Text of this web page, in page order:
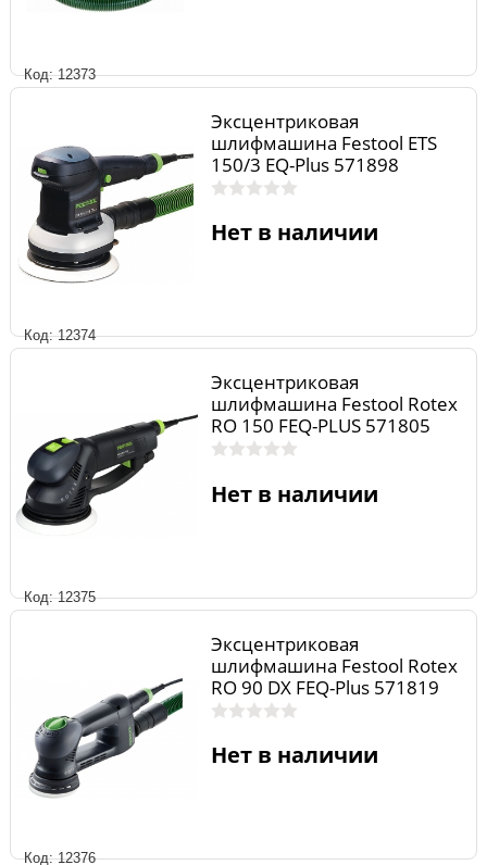
Код: 12373
Код: 12374
Эксцентриковая
шлифмашина Festool ETS
150/3 EQ-Plus 571898
Нет в наличии
Код: 12375
Эксцентриковая
шлифмашина Festool Rotex
RO 150 FEQ-PLUS 571805
Нет в наличии
Код: 12376
Эксцентриковая
шлифмашина Festool Rotex
RO 90 DX FEQ-Plus 571819
Нет в наличии